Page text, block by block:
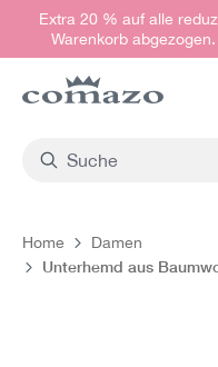
springen
Extra 20 % auf alle
Warenkorb
Home Damen
Unterhemd aus